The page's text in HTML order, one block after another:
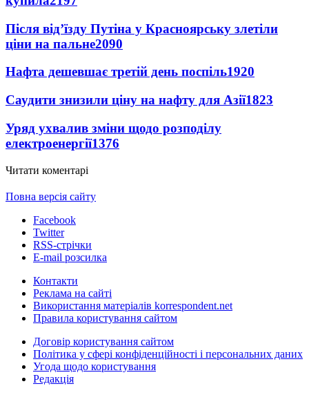
Після від’їзду Путіна у Красноярську злетіли
ціни на пальне2090
Нафта дешевшає третій день поспіль1920
Саудити знизили ціну на нафту для Азії1823
Уряд ухвалив зміни щодо розподілу
електроенергії1376
Читати коментарі
Повна версія сайту
Facebook
Twitter
RSS-стрічки
E-mail розсилка
Контакти
Реклама на сайті
Використання матеріалів korrespondent.net
Правила користування сайтом
Договір користування сайтом
Політика у сфері конфіденційності і персональних даних
Угода щодо користування
Редакція